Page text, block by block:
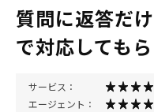
質問に返答だ
で対応しても
サービス：
エージェント：